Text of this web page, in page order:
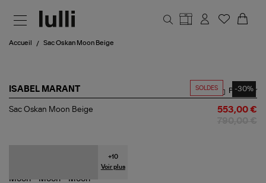
Accueil Sac Oskan Moon Beige
SOLDES -30%
ISABEL MARANT
Sac
Partager
Sac Oskan Moon Beige 553,00 €
+10
Voir plus